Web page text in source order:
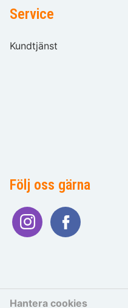
Service
Kundtjänst
Följ oss gärna
Hantera cookies